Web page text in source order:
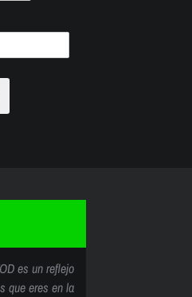
es un reflejo
que eres en la